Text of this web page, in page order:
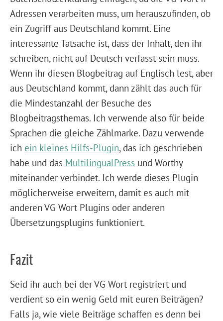
Adressen verarbeiten muss, um herauszufinden, ob
ein Zugriff aus Deutschland kommt. Eine
interessante Tatsache ist, dass der Inhalt, den ihr
schreiben, nicht auf Deutsch verfasst sein muss.
Wenn ihr diesen Blogbeitrag auf Englisch lest, aber
aus Deutschland kommt, dann zählt das auch für
die Mindestanzahl der Besuche des
Blogbeitragsthemas. Ich verwende also für beide
Sprachen die gleiche Zählmarke. Dazu verwende
ich ein kleines Hilfs-Plugin, das ich geschrieben
habe und das MultilingualPress und Worthy
miteinander verbindet. Ich werde dieses Plugin
möglicherweise erweitern, damit es auch mit
anderen VG Wort Plugins oder anderen
Übersetzungsplugins funktioniert.
Fazit
Seid ihr auch bei der VG Wort registriert und
verdient so ein wenig Geld mit euren Beiträgen?
Falls ja, wie viele Beiträge schaffen es denn bei